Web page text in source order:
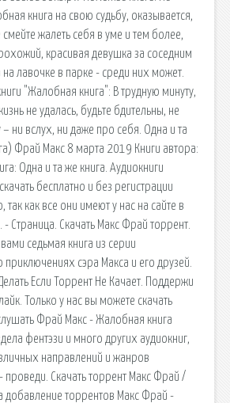
книга на свою судьбу, оказывается,
смейте жалеть себя в уме и тем более,
красивая девушка за соседним
лавочке в парке - среди них может.
"Жалобная книга": В трудную минуту,
не удалась, будьте бдительны, не
– ни вслух, ни даже про себя. Одна и та
Фрай Макс 8 марта 2019 Книги автора:
Одна и та же книга. Аудиокниги
бесплатно и без регистрации
как все они имеют у нас на сайте в
Страница. Скачать Макс Фрай торрент.
седьмая книга из серии
сэра Макса и его друзей.
Если Торрент Не Качает. Поддержи
Только у нас вы можете скачать
Фрай Макс - Жалобная книга
фентэзи и много других аудиокниг,
направлений и жанров
проведи. Скачать торрент Макс Фрай /
добавление торрентов Макс Фрай -